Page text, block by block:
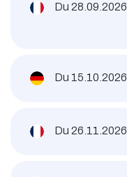
Du 28.09.2026
Du 15.10.2026
Du 26.11.2026